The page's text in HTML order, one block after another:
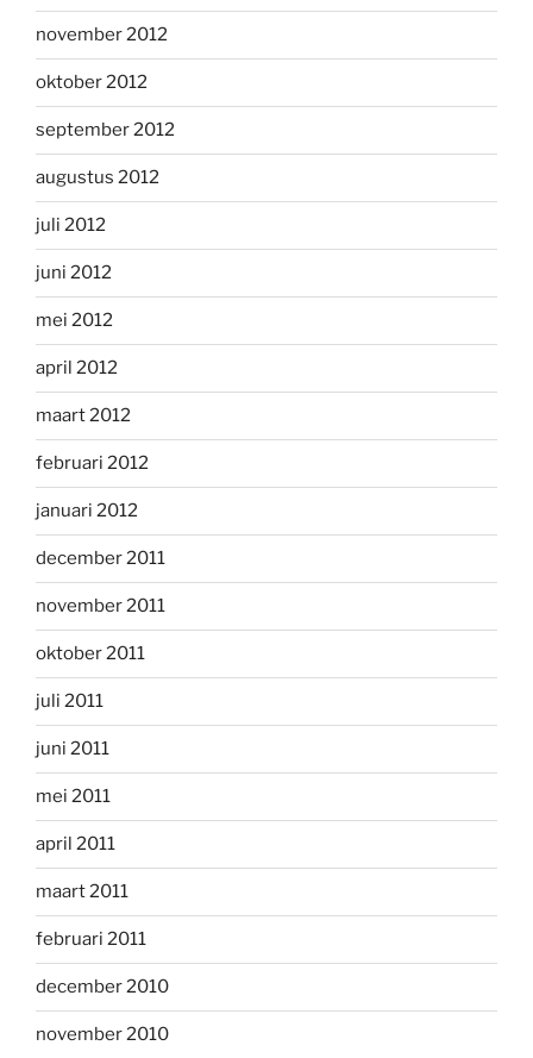
november 2012
oktober 2012
september 2012
augustus 2012
juli 2012
juni 2012
mei 2012
april 2012
maart 2012
februari 2012
januari 2012
december 2011
november 2011
oktober 2011
juli 2011
juni 2011
mei 2011
april 2011
maart 2011
februari 2011
december 2010
november 2010